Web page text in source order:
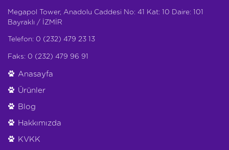
Megapol Tower, Anadolu Caddesi No: 41 Kat: 10 Daire: 101
Bayraklı / İZMİR
Telefon: 0 (232) 479 23 13
Faks: 0 (232) 479 96 91
Anasayfa
Ürünler
Blog
Hakkımızda
KVKK